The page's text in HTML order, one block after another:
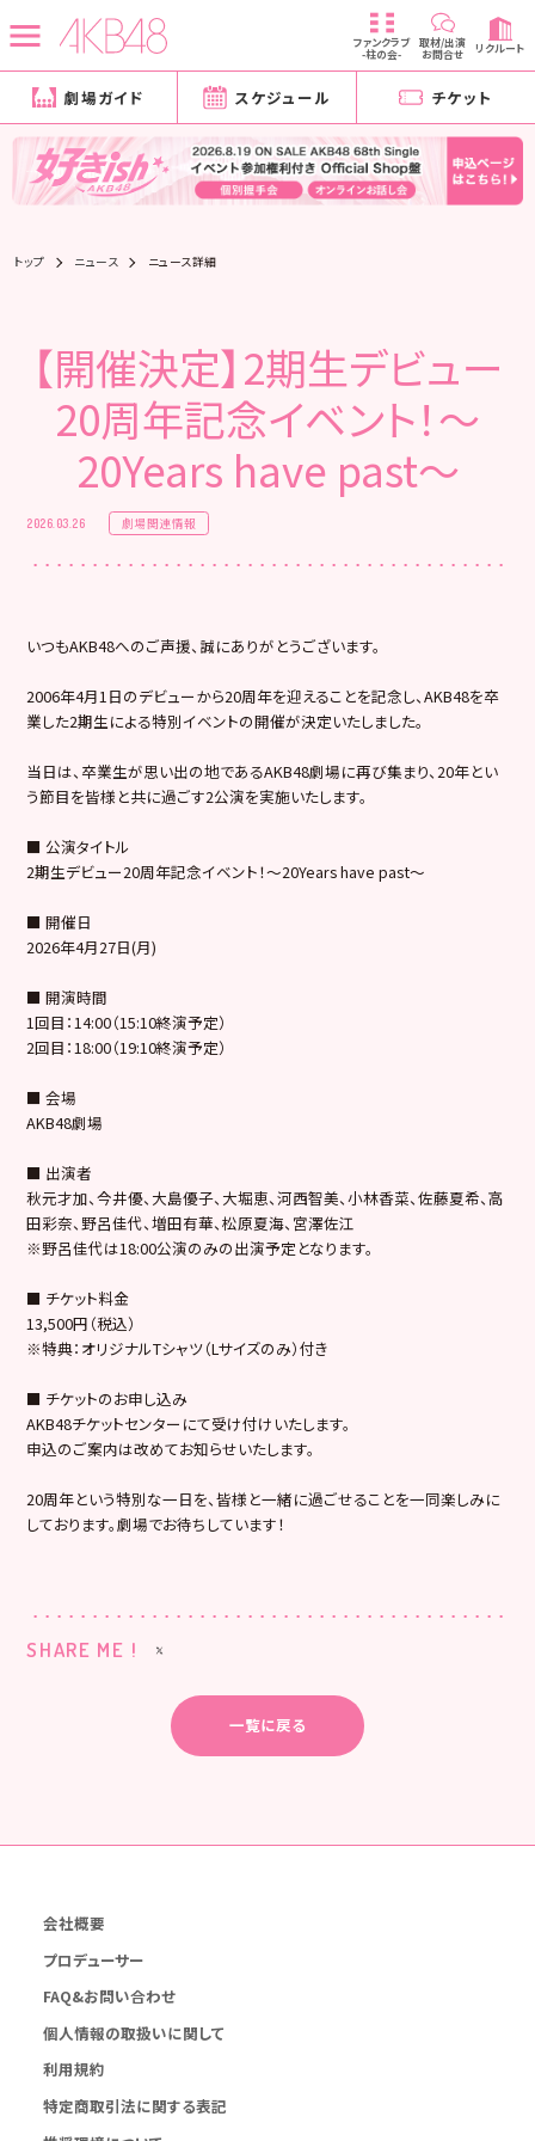
ファンクラブ
-柱の会-
取材/出演
お問合せ リクルート
劇場ガイド スケジュール チケット
トップ ニュース ニュース詳細
【開催決定】2期生デビュー
20周年記念イベント！〜
20Years have past〜
2026.03.26 劇場関連情報
いつもAKB48へのご声援、誠にありがとうございます。
2006年4月1日のデビューから20周年を迎えることを記念し、AKB48を卒
業した2期生による特別イベントの開催が決定いたしました。
当日は、卒業生が思い出の地であるAKB48劇場に再び集まり、20年とい
う節目を皆様と共に過ごす2公演を実施いたします。
■ 公演タイトル
2期生デビュー20周年記念イベント！〜20Years have past〜
■ 開催日
2026年4月27日(月)
■ 開演時間
1回目：14:00（15:10終演予定）
2回目：18:00（19:10終演予定）
■ 会場
AKB48劇場
■ 出演者
秋元才加、今井優、大島優子、大堀恵、河西智美、小林香菜、佐藤夏希、高
田彩奈、野呂佳代、増田有華、松原夏海、宮澤佐江
※野呂佳代は18:00公演のみの出演予定となります。
■ チケット料金
13,500円（税込）
※特典：オリジナルTシャツ（Lサイズのみ）付き
■ チケットのお申し込み
AKB48チケットセンターにて受け付けいたします。
申込のご案内は改めてお知らせいたします。
20周年という特別な一日を、皆様と一緒に過ごせることを一同楽しみに
しております。劇場でお待ちしています！
SHARE ME !
一覧に戻る
会社概要
プロデューサー
FAQ&お問い合わせ
個人情報の取扱いに関して
利用規約
特定商取引法に関する表記